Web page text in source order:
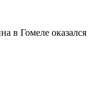
в Гомеле оказался